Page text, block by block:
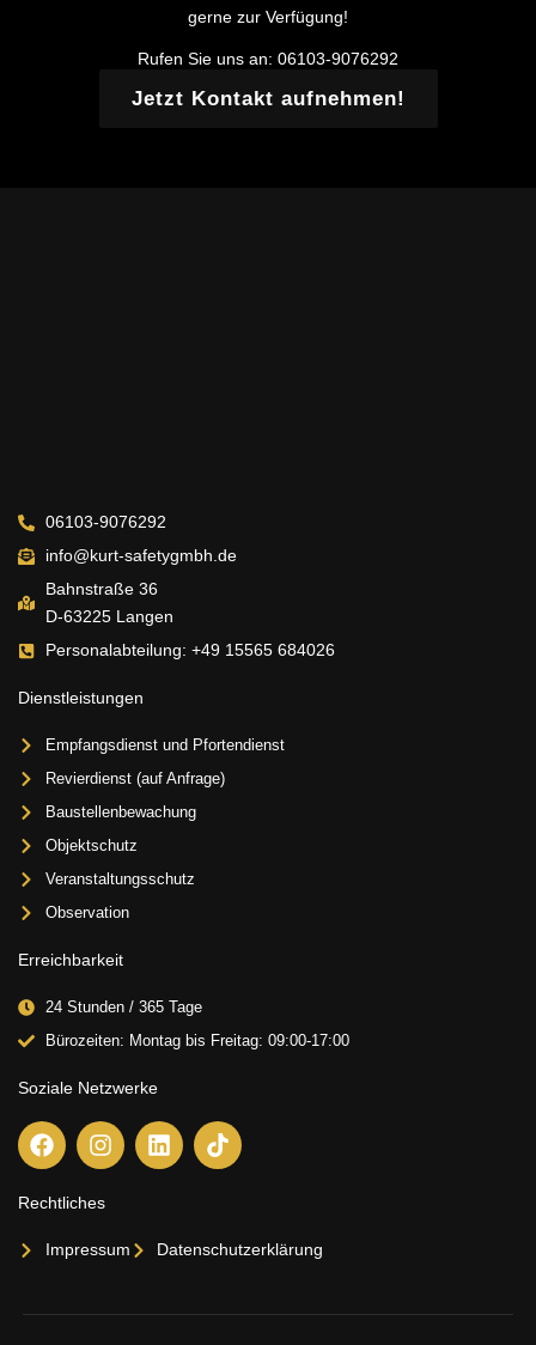
gerne zur Verfügung!
Rufen Sie uns an: 06103-9076292
Jetzt Kontakt aufnehmen!
06103-9076292
info@kurt-safetygmbh.de
Bahnstraße 36
D-63225 Langen
Personalabteilung: +49 15565 684026
Dienstleistungen
Empfangsdienst und Pfortendienst
Revierdienst (auf Anfrage)
Baustellenbewachung
Objektschutz
Veranstaltungsschutz
Observation
Erreichbarkeit
24 Stunden / 365 Tage
Bürozeiten: Montag bis Freitag: 09:00-17:00
Soziale Netzwerke
F
a
e
o
I
n
t
g
m
L
i
d
T
i
k
Rechtliches
Impressum Datenschutzerklärung